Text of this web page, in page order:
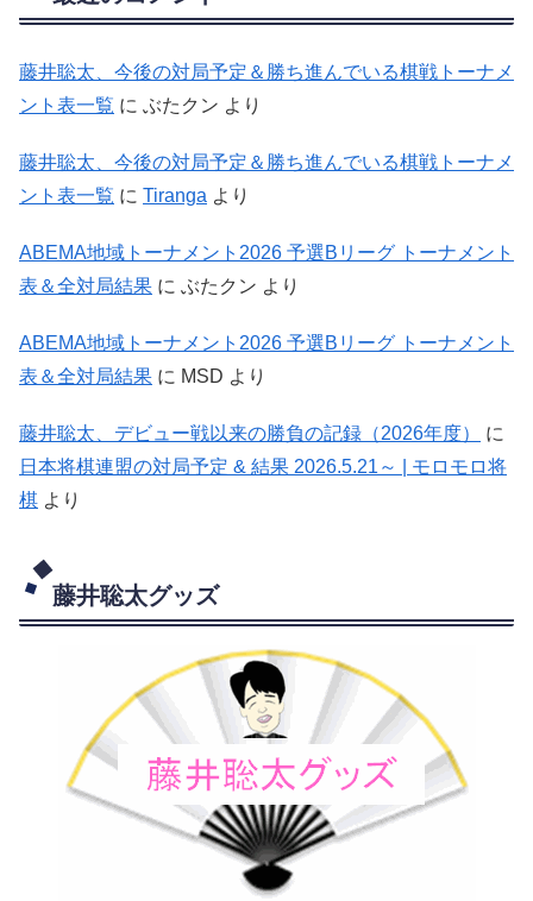
藤井聡太、今後の対局予定＆勝ち進んでいる棋戦トーナメ
ント表一覧 に ぶたクン より
藤井聡太、今後の対局予定＆勝ち進んでいる棋戦トーナメ
ント表一覧 に Tiranga より
ABEMA地域トーナメント2026 予選Bリーグ トーナメント
表＆全対局結果 に ぶたクン より
ABEMA地域トーナメント2026 予選Bリーグ トーナメント
表＆全対局結果 に MSD より
藤井聡太、デビュー戦以来の勝負の記録（2026年度）
に
日本将棋連盟の対局予定 & 結果 2026.5.21～ | モロモロ将
棋 より
藤井聡太グッズ